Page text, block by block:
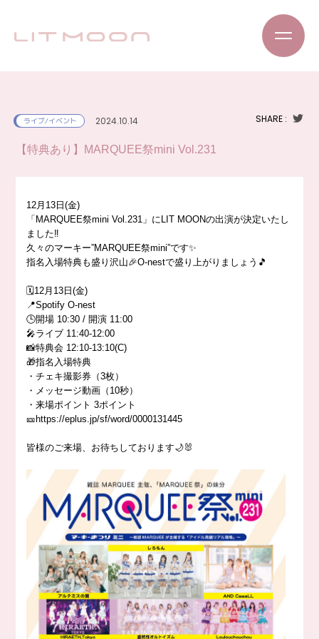
ライブ/イベント 2024.10.14 SHARE :
【特典あり】MARQUEE祭mini Vol.231
12月13日(金)
「MARQUEE祭mini Vol.231」にLIT MOONの出演が決定いたし
ました‼️
久々のマーキー”MARQUEE祭mini”です✨
指名入場特典も盛り沢山🎉O-nestで盛り上がりましょう🎵
🗓️12月13日(金)
📍Spotify O-nest
🕒開場 10:30 / 開演 11:00
🎤ライブ 11:40-12:00
📸特典会 12:10-13:10(C)
🎁指名入場特典
・チェキ撮影券（3枚）
・メッセージ動画（10秒）
・来場ポイント 3ポイント
🎫https://eplus.jp/sf/word/0000131445
皆様のご来場、お待ちしております🌙🐰